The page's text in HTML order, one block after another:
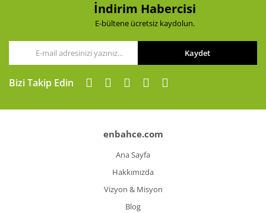
İndirim Habercisi
E-bültene ücretsiz kaydolun.
Kaydet
Bizi Takip Edin
enbahce.com
Ana Sayfa
Hakkımızda
Vizyon & Misyon
Blog